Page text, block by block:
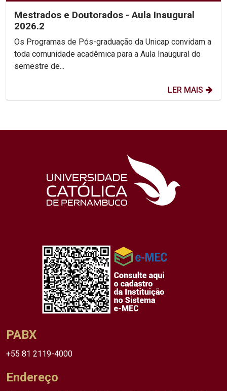
Mestrados e Doutorados - Aula Inaugural
2026.2
Os Programas de Pós-graduação da Unicap convidam a
toda comunidade acadêmica para a Aula Inaugural do
semestre de...
LER MAIS
PABX
+55 81 2119-4000
Endereço